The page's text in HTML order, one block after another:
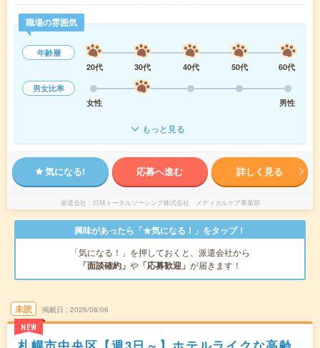
職場の雰囲気
年齢層
20代
30代 40代 50代
60代
男女比率
女性
男性
もっと見る
気になる! 応募へ進む 詳しく見る
派遣会社 日研トータルソーシング株式会社 メディカルケア事業部
興味があったら「★気になる！」をタップ！
「気になる！」を押しておくと、派遣会社から
「面談確約」 や 「応募歓迎」 が届きます！
未読
NEW
掲載日 2026/08/06